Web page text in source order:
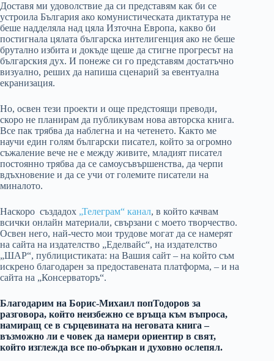
Доставя ми удоволствие да си представям как би се
устроила България ако комунистическата диктатура не
беше надделяла над цяла Източна Европа, какво би
постигнала цялата българска интелигенция ако не беше
брутално избита и докъде щеше да стигне прогресът на
българския дух. И понеже си го представям достатъчно
визуално, реших да напиша сценарий за евентуална
екранизация.
Но, освен тези проекти и още предстоящи преводи,
скоро не планирам да публикувам нова авторска книга.
Все пак трябва да наблегна и на четенето. Както ме
научи един голям български писател, който за огромно
съжаление вече не е между живите, младият писател
постоянно трябва да се самоусъвършенства, да черпи
вдъхновение и да се учи от големите писатели на
миналото.
Наскоро създадох „Телеграм“ канал, в който качвам
всички онлайн материали, свързани с моето творчество.
Освен него, най-често мои трудове могат да се намерят
на сайта на издателство „Еделвайс“, на издателство
„ШАР“, публицистиката: на Вашия сайт – на който съм
искрено благодарен за предоставената платформа, – и на
сайта на „Консерваторъ“.
Благодарим на Борис-Михаил попТодоров за
разговора, който неизбежно се връща към въпроса,
намиращ се в сърцевината на неговата книга –
възможно ли е човек да намери ориентир в свят,
който изглежда все по-объркан и духовно ослепял.